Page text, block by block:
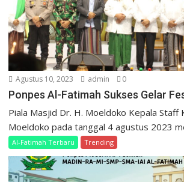
Agustus 10, 2023 admin 0
Ponpes Al-Fatimah Sukses Gelar
Piala Masjid Dr. H. Moeldoko Kepala Staff
Moeldoko pada tanggal 4 agustus 2023
Al-Fatimah Terbaru Trending